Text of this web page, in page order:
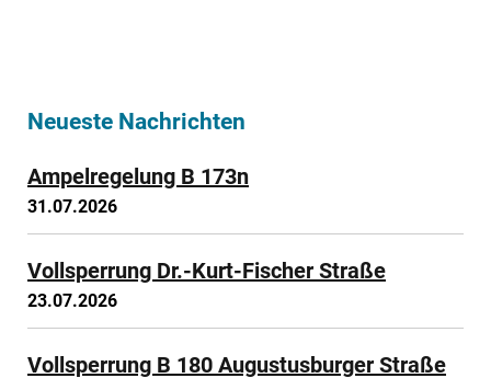
Neueste Nachrichten
Ampelregelung B 173n
31.07.2026
Vollsperrung Dr.-Kurt-Fischer Straße
23.07.2026
Vollsperrung B 180 Augustusburger Straße